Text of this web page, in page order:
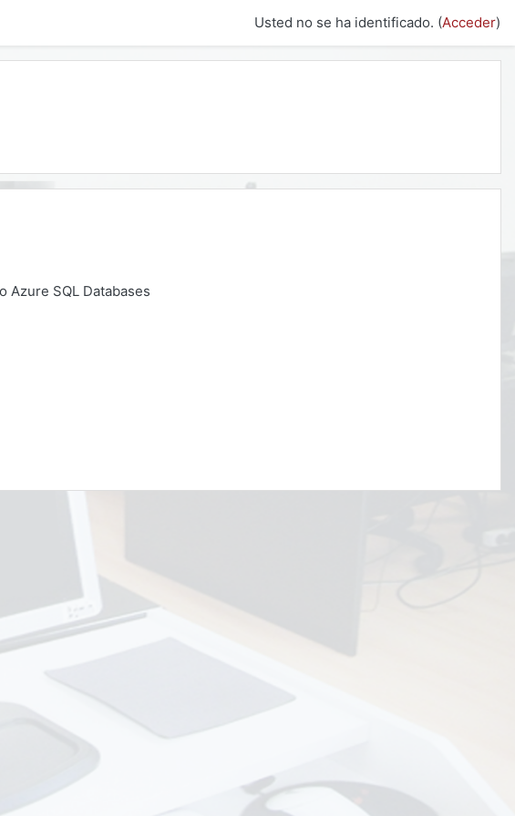
Usted no se ha identificado. (Acceder)
Azure SQL Databases